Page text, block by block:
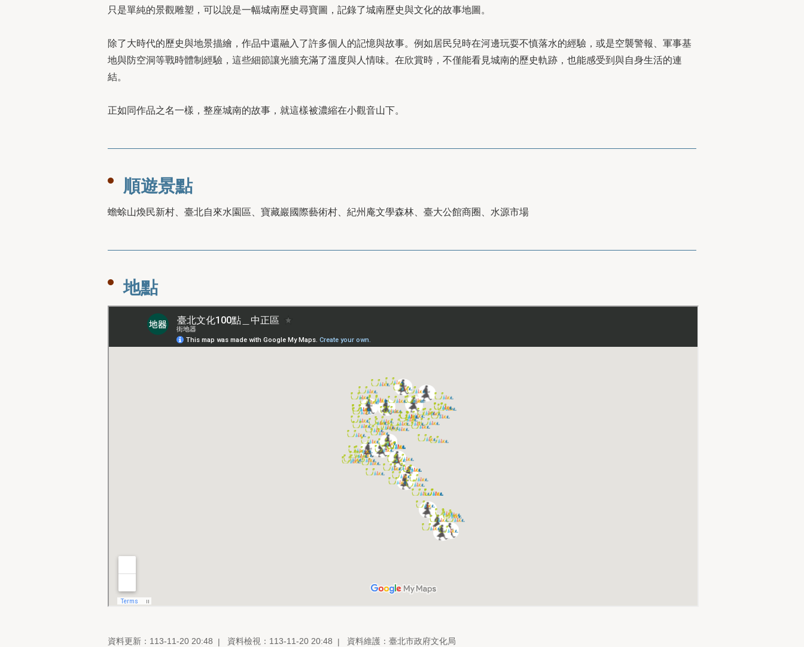
只是單純的景觀雕塑，可以說是一幅城南歷史尋寶圖，記錄了城南歷史與文化的故事地圖。
除了大時代的歷史與地景描繪，作品中還融入了許多個人的記憶與故事。例如居民兒時在河邊玩耍不慎落水的經驗，或是空襲警報、軍事基
地與防空洞等戰時體制經驗，這些細節讓光牆充滿了溫度與人情味。在欣賞時，不僅能看見城南的歷史軌跡，也能感受到與自身生活的連
結。
正如同作品之名一樣，整座城南的故事，就這樣被濃縮在小觀音山下。
順遊景點
蟾蜍山煥民新村、臺北自來水園區、寶藏巖國際藝術村、紀州庵文學森林、臺大公館商圈、水源市場
地點
資料更新：113-11-20 20:48 資料檢視：113-11-20 20:48 資料維護：臺北市政府文化局